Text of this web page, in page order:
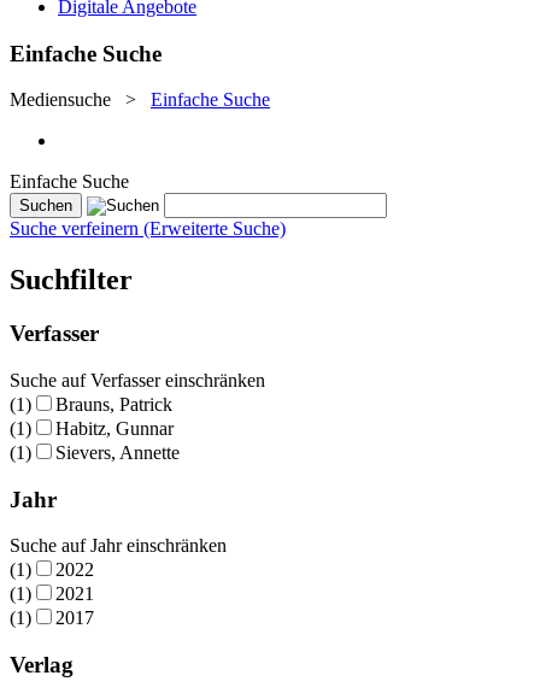
Digitale Angebote
Einfache Suche
Mediensuche > Einfache Suche
Einfache Suche
Suche verfeinern (Erweiterte Suche)
Suchfilter
Verfasser
Suche auf Verfasser einschränken
(1)
Brauns, Patrick
(1)
Habitz, Gunnar
(1)
Sievers, Annette
Jahr
Suche auf Jahr einschränken
(1)
2022
(1)
2021
(1)
2017
Verlag